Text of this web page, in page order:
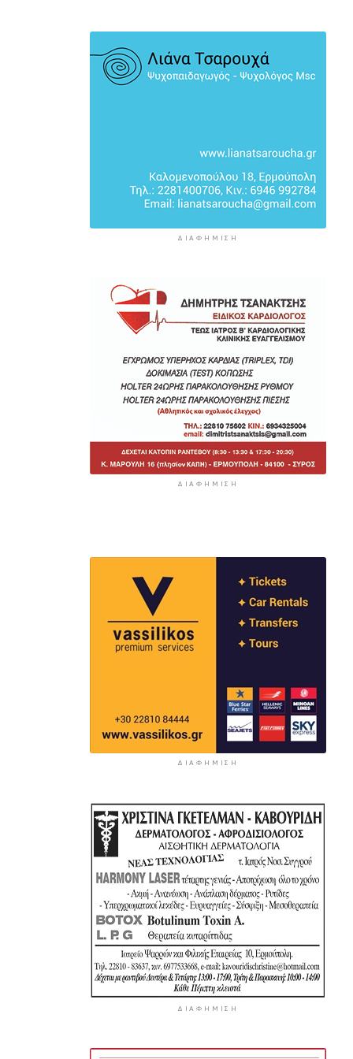
ΔΙΑΦΉΜΙΣΗ
ΔΙΑΦΉΜΙΣΗ
ΔΙΑΦΉΜΙΣΗ
ΔΙΑΦΉΜΙΣΗ